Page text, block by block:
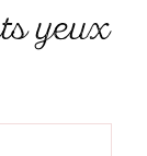
yeux